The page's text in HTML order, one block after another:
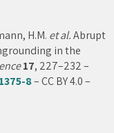
H.M. et al.Abrupt
in the
17, 227–232 –
8– CC BY 4.0 –